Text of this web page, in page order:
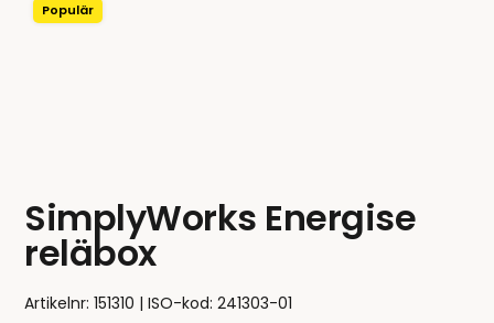
Populär
SimplyWorks Energise
reläbox
Artikelnr:151310 ISO-kod: 241303-01